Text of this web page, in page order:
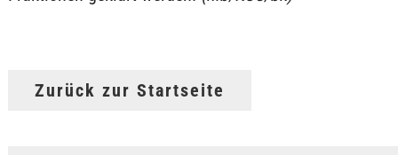
Zurück zur Startseite